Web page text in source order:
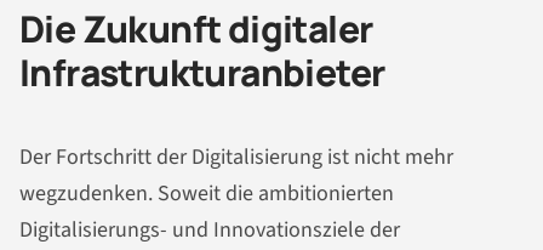
Die Zukunft digitaler
Infrastrukturanbieter
Der Fortschritt der Digitalisierung ist nicht mehr
wegzudenken. Soweit die ambitionierten
Digitalisierungs- und Innovationsziele der